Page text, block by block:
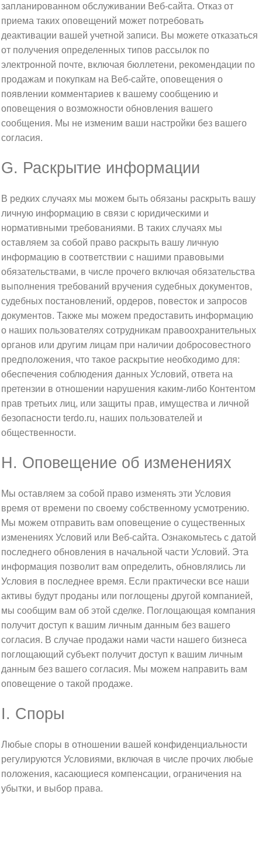
запланированном обслуживании Веб-сайта. Отказ от
приема таких оповещений может потребовать
деактивации вашей учетной записи. Вы можете отказаться
от получения определенных типов рассылок по
электронной почте, включая бюллетени, рекомендации по
продажам и покупкам на Веб-сайте, оповещения о
появлении комментариев к вашему сообщению и
оповещения о возможности обновления вашего
сообщения. Мы не изменим ваши настройки без вашего
согласия.
G. Раскрытие информации
В редких случаях мы можем быть обязаны раскрыть вашу
личную информацию в связи с юридическими и
нормативными требованиями. В таких случаях мы
оставляем за собой право раскрыть вашу личную
информацию в соответствии с нашими правовыми
обязательствами, в числе прочего включая обязательства
выполнения требований вручения судебных документов,
судебных постановлений, ордеров, повесток и запросов
документов. Также мы можем предоставить информацию
о наших пользователях сотрудникам правоохранительных
органов или другим лицам при наличии добросовестного
предположения, что такое раскрытие необходимо для:
обеспечения соблюдения данных Условий, ответа на
претензии в отношении нарушения каким-либо Контентом
прав третьих лиц, или защиты прав, имущества и личной
безопасности terdo.ru, наших пользователей и
общественности.
H. Оповещение об изменениях
Мы оставляем за собой право изменять эти Условия
время от времени по своему собственному усмотрению.
Мы можем отправить вам оповещение о существенных
изменениях Условий или Веб-сайта. Ознакомьтесь с датой
последнего обновления в начальной части Условий. Эта
информация позволит вам определить, обновлялись ли
Условия в последнее время. Если практически все наши
активы будут проданы или поглощены другой компанией,
мы сообщим вам об этой сделке. Поглощающая компания
получит доступ к вашим личным данным без вашего
согласия. В случае продажи нами части нашего бизнеса
поглощающий субъект получит доступ к вашим личным
данным без вашего согласия. Мы можем направить вам
оповещение о такой продаже.
I. Споры
Любые споры в отношении вашей конфиденциальности
регулируются Условиями, включая в числе прочих любые
положения, касающиеся компенсации, ограничения на
убытки, и выбор права.